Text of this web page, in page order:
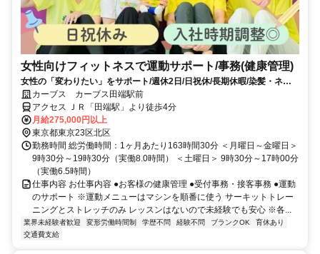
女性向けフィットネスで運動サポート/事務(健康管理)
女性の「変わりたい」をサポート/週休2日/日祝休/長期休暇/染髪・ネイ
ルOK※規定内
カーブス カーブス田端駅前
アクセス ＪＲ「田端駅」より徒歩4分
月給275,000円以上
東京都東京23区北区
勤務時間 総労働時間：1ヶ月あたり163時間30分 ＜月曜日～金曜日＞
9時30分～19時30分（実働8.0時間） ＜土曜日＞ 9時30分～17時00分
（実働6.5時間）
仕事内容 お仕事内容 ●お客様の健康管理 ●受付事務・接客事務 ●運動
のサポート ※運動メニューはマシンを順番に使う サーキットトレー
ニングとストレッチのみ レッスンはないので未経験でも安心 ※各...
業界未経験者歓迎 変形労働時間制 学歴不問 経験不問 ブランクOK
育休あり
交通費支給